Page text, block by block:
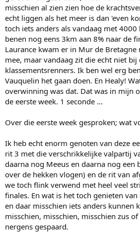
misschien al zien zien hoe de
echt liggen als het meer is dan 'even
toch iets anders als vandaag met
benen nog eens 3km aan 8% naar de
Laurance kwam er in Mur de Bretagne
mee, maar vandaag zit die echt niet bij
klassementsrenners. Ik ben wel erg
Vauquelin het gaan doen. En Healy!
overwinning was dat. Dat was in mijn
de eerste week. 1 seconde ...
Over die eerste week gesproken; wat
Ik heb echt enorm genoten van deze
rit 3 met die verschrikkelijke valpartij
daarna nog Meeus en daarna nog een
over de hekken vlogen) en de rit van
we toch flink verwend met heel veel
finales. En wat is het toch genieten
en daar misschien iets anders kunnen
misschien, misschien, misschien zus
nergens gespaard.